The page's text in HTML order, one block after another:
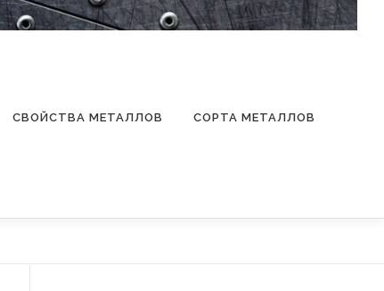
СВОЙСТВА МЕТАЛЛОВ СОРТА МЕТАЛЛОВ